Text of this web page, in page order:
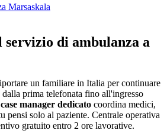
Marsaskala
servizio di ambulanza a
un familiare in Italia per continuare
prima telefonata fino all'ingresso
case manager dedicato coordina medici,
pensi solo al paziente. Centrale operativa
gratuito entro 2 ore lavorative.